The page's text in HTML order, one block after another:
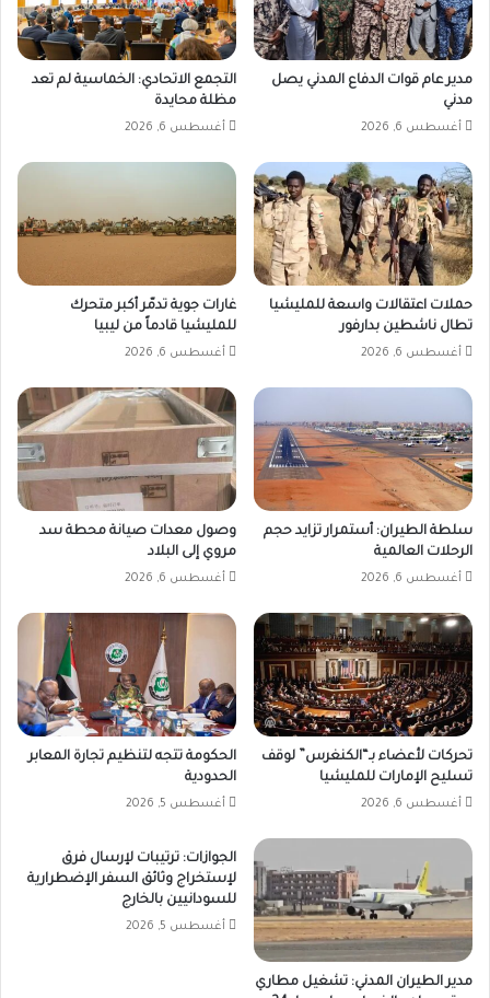
مدير عام قوات الدفاع المدني يصل
مدني
أغسطس 6, 2026
التجمع الاتحادي: الخماسية لم تعد
مظلة محايدة
أغسطس 6, 2026
حملات اعتقالات واسعة للمليشيا
تطال ناشطين بدارفور
أغسطس 6, 2026
غارات جوية تدمّر أكبر متحرك
للمليشيا قادماً من ليبيا
أغسطس 6, 2026
سلطة الطيران: أستمرار تزايد حجم
الرحلات العالمية
أغسطس 6, 2026
وصول معدات صيانة محطة سد
مروي إلى البلاد
أغسطس 6, 2026
تحركات لأعضاء بـ“الكنغرس” لوقف
تسليح الإمارات للمليشيا
أغسطس 6, 2026
الحكومة تتجه لتنظيم تجارة المعابر
الحدودية
أغسطس 5, 2026
مدير الطيران المدني: تشغيل مطاري
الجوازات: ترتيبات لإرسال فرق
لإستخراج وثائق السفر الإضطرارية
للسودانيين بالخارج
أغسطس 5, 2026